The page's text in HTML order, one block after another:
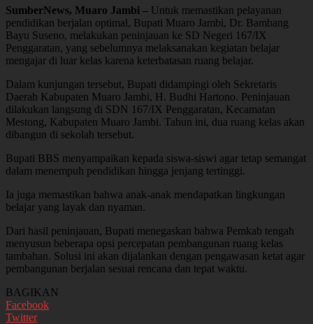
SumberNews, Muaro Jambi – Untuk memastikan pelayanan
pendidikan berjalan optimal, Bupati Muaro Jambi, Dr. Bambang
Bayu Suseno, melakukan peninjauan ke SD Negeri 167/IX
Penggaratan, yang sebelumnya melaksanakan kegiatan belajar
mengajar di luar kelas karena keterbatasan ruang belajar.
Dalam kunjungan tersebut, Bupati didampingi oleh Sekretaris
Daerah Kabupaten Muaro Jambi, H. Budhi Hartono. Peninjauan
dilakukan langsung di SDN 167/IX Penggaratan, Kecamatan
Mestong, Kabupaten Muaro Jambi. Tahun ini, dua ruang kelas akan
dibangun di sekolah tersebut.
Bupati BBS menyampaikan kepada siswa-siswi agar tetap semangat
dalam menempuh pendidikan hingga jenjang tertinggi.
Ia juga memastikan bahwa anak-anak mendapatkan lingkungan
belajar yang layak dan nyaman.
Dari hasil peninjauan, Bupati menegaskan bahwa Pemkab tengah
menyusun beberapa opsi percepatan pembangunan ruang kelas
tambahan. Solusi ini akan dijalankan dengan pengawasan ketat agar
pembangunan berjalan sesuai rencana dan tepat waktu.
BAGIKAN
Facebook
Twitter